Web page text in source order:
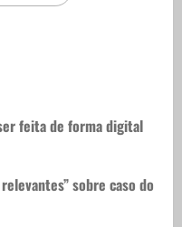
feita de forma digital
sobre caso do